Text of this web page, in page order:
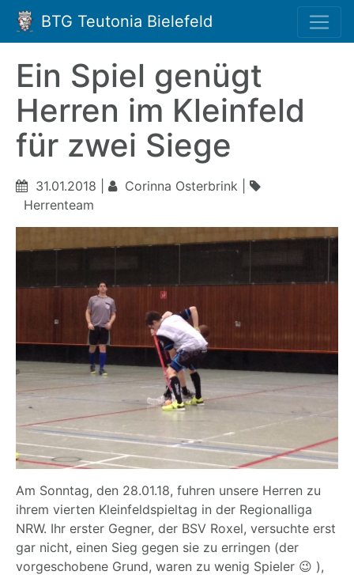
BTG Teutonia Bielefeld
Ein Spiel genügt
Herren im Kleinfeld
für zwei Siege
31.01.2018 |
Corinna Osterbrink |
Herrenteam
Am Sonntag, den 28.01.18, fuhren unsere Herren zu
ihrem vierten Kleinfeldspieltag in der Regionalliga
NRW. Ihr erster Gegner, der BSV Roxel, versuchte erst
gar nicht, einen Sieg gegen sie zu erringen (der
vorgeschobene Grund, waren zu wenig Spieler 😉 ),